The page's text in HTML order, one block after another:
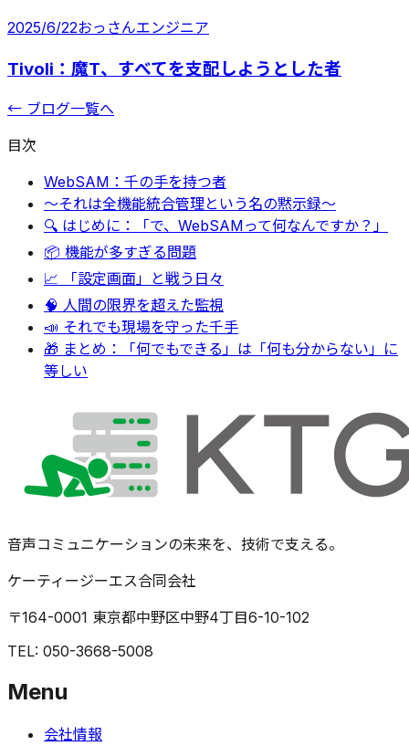
2025/6/22おっさんエンジニア
Tivoli：魔T、すべてを支配しようとした者
← ブログ一覧へ
目次
WebSAM：千の手を持つ者
〜それは全機能統合管理という名の黙示録〜
🔍 はじめに：「で、WebSAMって何なんですか？」
📦 機能が多すぎる問題
📈 「設定画面」と戦う日々
🧠 人間の限界を超えた監視
📣 それでも現場を守った千手
🎁 まとめ：「何でもできる」は「何も分からない」に
等しい
音声コミュニケーションの未来を、技術で支える。
ケーティージーエス合同会社
〒164-0001 東京都中野区中野4丁目6-10-102
TEL: 050-3668-5008
Menu
会社情報